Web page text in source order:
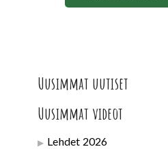
Uusimmat uutiset
Uusimmat videot
Lehdet 2026